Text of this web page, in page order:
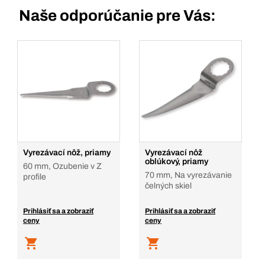
Naše odporúčanie pre Vás:
Vyrezávací nôž, priamy
60 mm, Ozubenie v Z
profile
Prihlásiť sa a zobraziť
ceny
Vyrezávací nôž
oblúkový, priamy
70 mm, Na vyrezávanie
čelných skiel
Prihlásiť sa a zobraziť
ceny